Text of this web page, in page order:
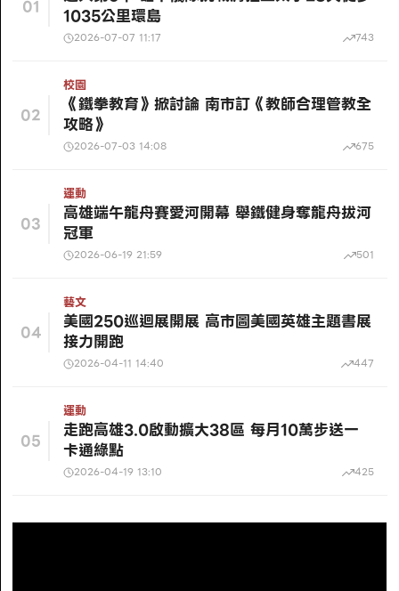
01
1035公里環島
2026-07-07 11:17 743
02
校園
《鐵拳教育》掀討論 南市訂《教師合理管教全
攻略》
2026-07-03 14:08 675
03
運動
高雄端午龍舟賽愛河開幕 舉鐵健身奪龍舟拔河
冠軍
2026-06-19 21:59 501
04
藝文
美國250巡迴展開展 高市圖美國英雄主題書展
接力開跑
2026-04-11 14:40 447
05
運動
走跑高雄3.0啟動擴大38區 每月10萬步送一
卡通綠點
2026-04-19 13:10 425